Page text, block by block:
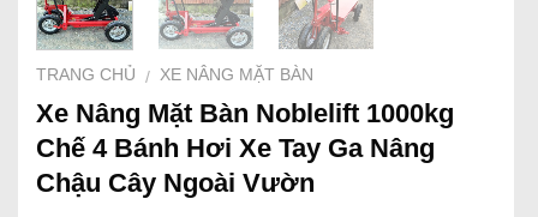
TRANG CHỦ / XE NÂNG MẶT BÀN
Xe Nâng Mặt Bàn Noblelift 1000kg
Chế 4 Bánh Hơi Xe Tay Ga Nâng
Chậu Cây Ngoài Vườn